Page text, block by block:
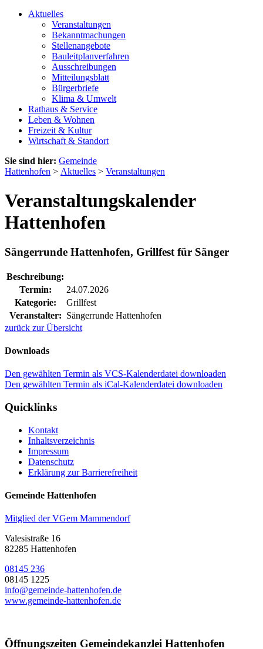
Aktuelles
Veranstaltungen
Bekanntmachungen
Stellenangebote
Bauleitplanverfahren
Ausschreibungen
Mitteilungsblatt
Bürgerbriefe
Klima & Umwelt
Rathaus & Service
Leben & Wohnen
Freizeit & Kultur
Wirtschaft & Standort
Sie sind hier: Gemeinde
Hattenhofen > Aktuelles > Veranstaltungen
Veranstaltungskalender
Hattenhofen
Sängerrunde Hattenhofen, Grillfest für Sänger
Beschreibung:
Termin:
24.07.2026
Kategorie:
Grillfest
Veranstalter: Sängerrunde Hattenhofen
zurück zur Übersicht
Downloads
Den gewählten Termin als VCS-Kalenderdatei downloaden
Den gewählten Termin als iCal-Kalenderdatei downloaden
Quicklinks
Kontakt
Inhaltsverzeichnis
Impressum
Datenschutz
Erklärung zur Barrierefreiheit
Gemeinde Hattenhofen
Mitglied der VGem Mammendorf
Valesistraße 16
82285 Hattenhofen
08145 236
08145 1225
info@gemeinde-hattenhofen.de
www.gemeinde-hattenhofen.de
Öffnungszeiten Gemeindekanzlei Hattenhofen